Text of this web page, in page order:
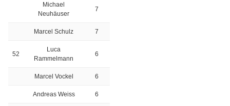
Michael
Neuhäuser
7
Marcel Schulz 7
52
Luca
Rammelmann
6
Marcel Vockel 6
Andreas Weiss 6